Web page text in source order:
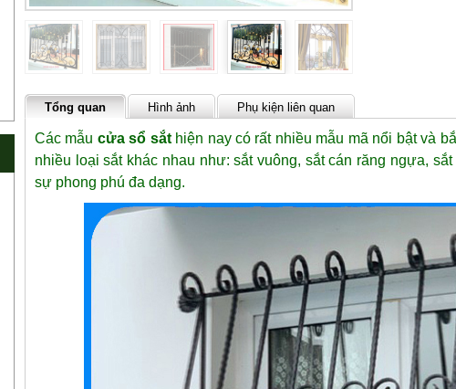
Tổng quan Hình ảnh Phụ kiện liên quan
Các mẫu cửa sổ sắthiện nay có rất nhiều mẫu mã nổi bật và
nhiều loại sắt khác nhau như: sắt vuông, sắt cán răng ngựa,
sự phong phú đa dạng.